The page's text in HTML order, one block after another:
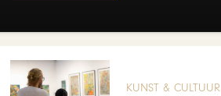
KUNST & CULTUUR